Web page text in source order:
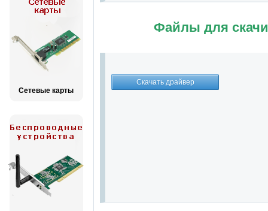
Сетевые карты
Файлы для